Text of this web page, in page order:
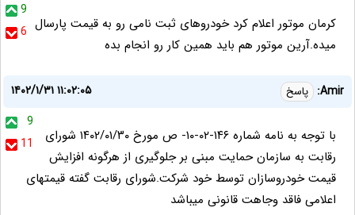
9
6 کرمان موتور اعلام کرد خودروهای ثبت نامی رو به قیمت پارسال
میده.آرین موتور هم باید همین کار رو انجام بده
Amir: پاسخ
۱۴۰۲/۱/۳۱ ۱۱:۰۲:۰۵
9
11
با توجه به نامه شماره ۱۴۶-۰۲-۱۰- ص مورخ ۳۰/‏۰۱/‏۱۴۰۲‬ شورای
رقابت به سازمان حمایت مبنی بر جلوگیری از هرگونه افزایش
قیمت خودروسازان توسط خود شرکت.شورای رقابت گفته قیمتهای
اعلامی فاقد وجاهت قانونی میباشد